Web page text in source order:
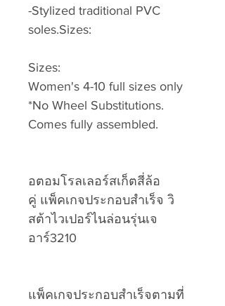
-Stylized traditional PVC
soles.Sizes:
Sizes:
Women's 4-10 full sizes only
*No Wheel Substitutions.
Comes fully assembled.
อตอมโรลเลอร์สเก็ตสี่ล้อ
คู่ แพ็คเกจประกอบสำเร็จ วิ
สต้าไวเปอร์ไนล่อนรุ่นเจ
อาร์3210
แพ็คเกจประกอบสำเร็จตามที่